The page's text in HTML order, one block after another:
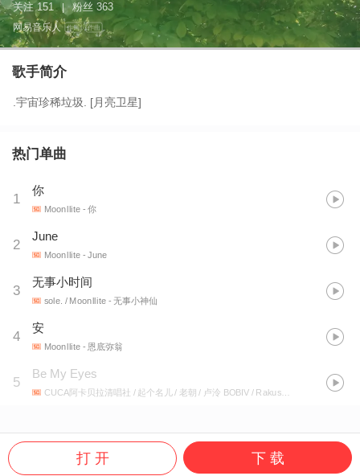
关注 151 | 粉丝 363
网易音乐人 作词 作曲
歌手简介
.宇宙珍稀垃圾. [月亮卫星]
热门单曲
1
你
Moonllite - 你
2
June
Moonllite - June
3
无事小时间
sole. / Moonllite- 无事小神仙
4
安
Moonllite - 恩底弥翁
5
Be My Eyes
CUCA阿卡贝拉清唱社 / 起个名儿 / 老朝 / 卢泠 BOBIV / Rakusama / Moonllite / 邓浩霆 / Riddle人声谜团
打 开 下 载